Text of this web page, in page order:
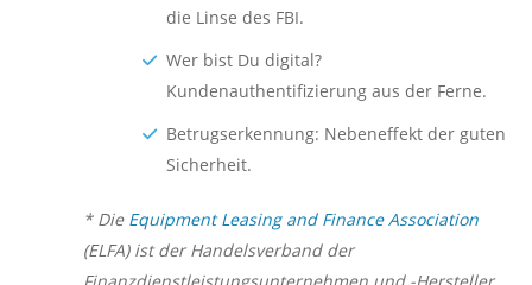
die Linse des FBI.
Wer bist Du digital?
Kundenauthentifizierung aus der Ferne.
Betrugserkennung: Nebeneffekt der guten
Sicherheit.
* Die Equipment Leasing and Finance Association
(ELFA) ist der Handelsverband der